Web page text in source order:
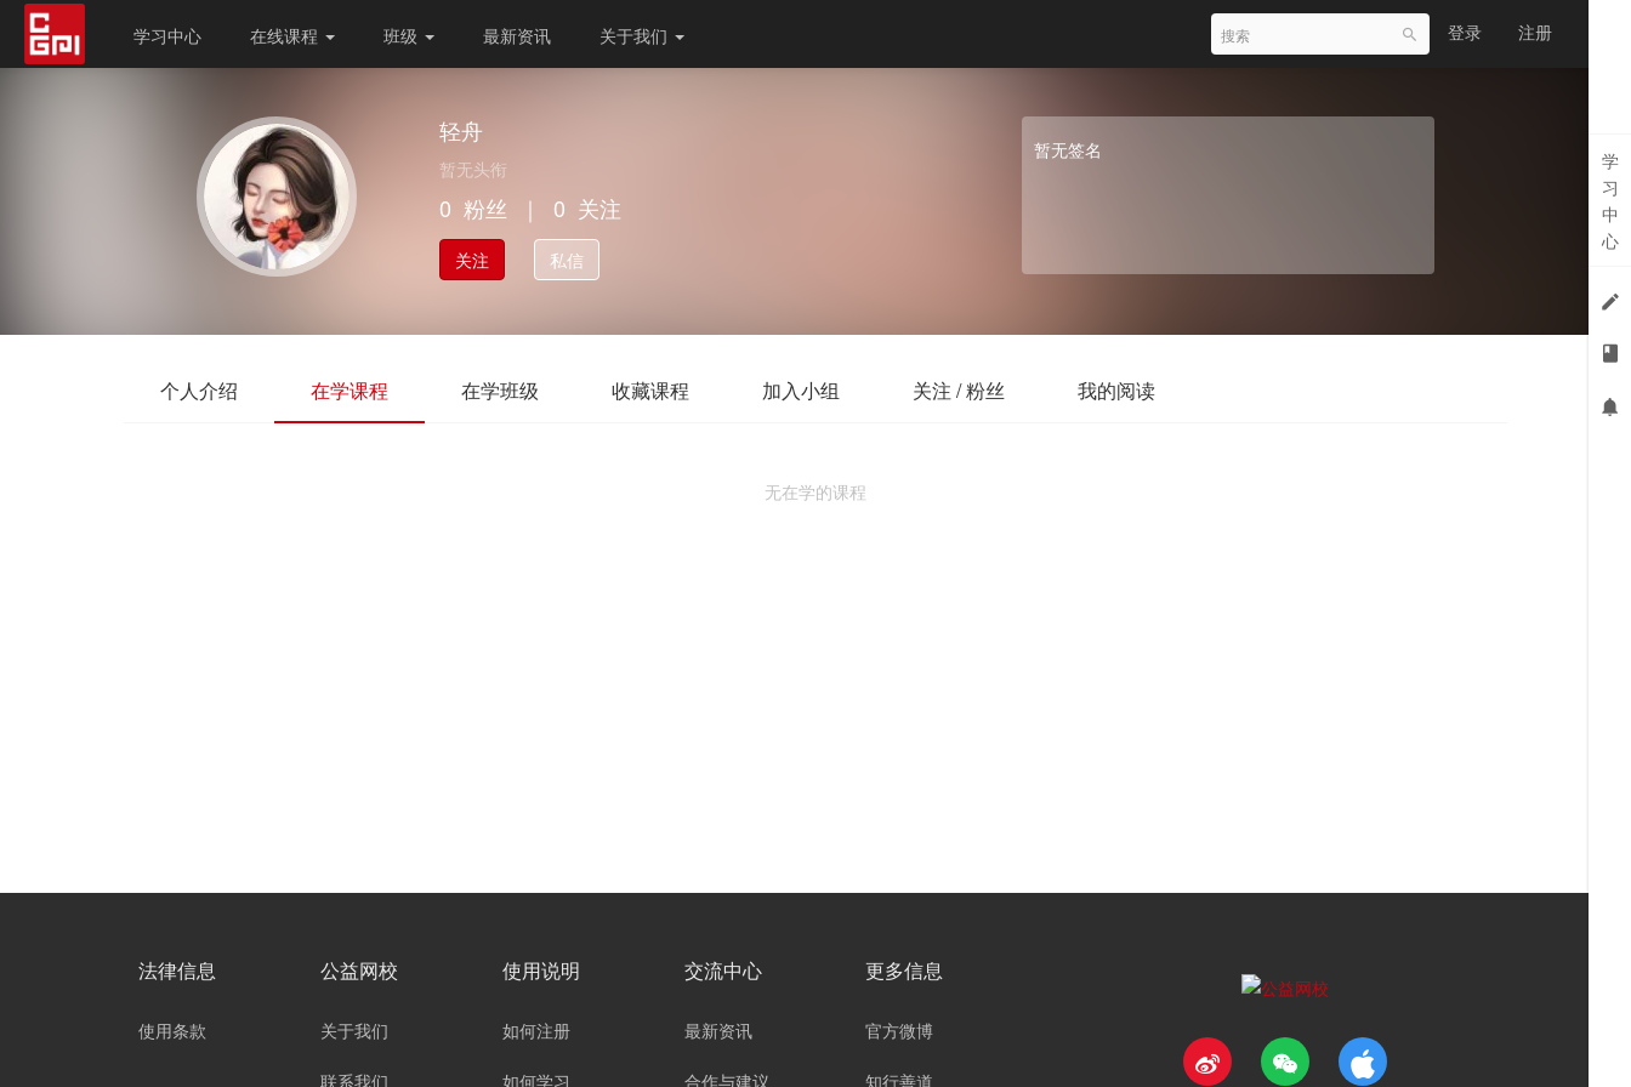
学习中心 在线课程 班级 最新资讯 关于我们 登录 注册
轻舟
暂无头衔
0 粉丝 ｜ 0 关注
关注 私信
暂无签名
个人介绍 在学课程 在学班级 收藏课程 加入小组 关注 / 粉丝 我的阅读
无在学的课程
法律信息
使用条款
公益网校
关于我们
联系我们
使用说明
如何注册
如何学习
交流中心
最新资讯
合作与建议
更多信息
官方微博
知行善道
学
习
中
心